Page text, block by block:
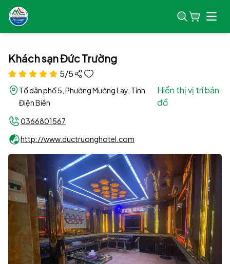
Khách sạn Đức Trường
5/5
Tổ dân phố 5, Phường Mường Lay, Tỉnh
Điện Biên
Hiển thị vị trí bản
đồ
0366801567
http://www.ductruonghotel.com